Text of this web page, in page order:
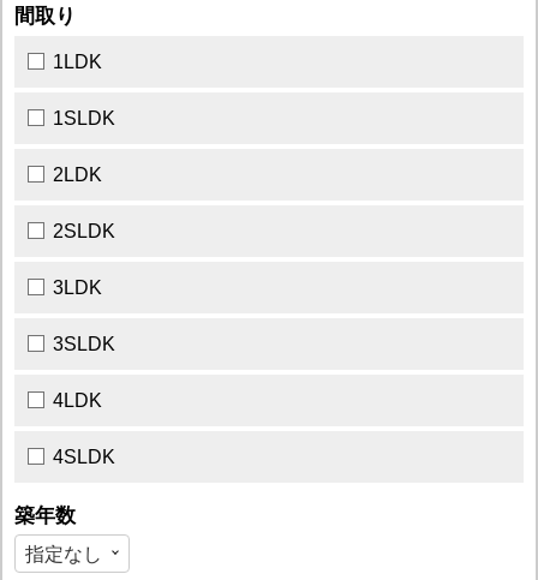
間取り
1LDK
1SLDK
2LDK
2SLDK
3LDK
3SLDK
4LDK
4SLDK
築年数